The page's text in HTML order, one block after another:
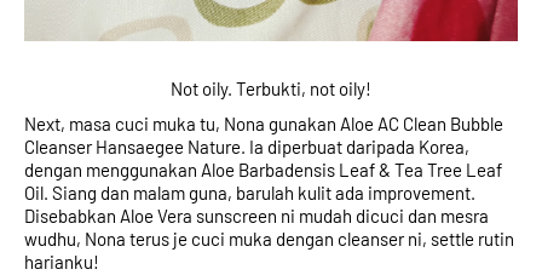
Not oily. Terbukti, not oily!
Next, masa cuci muka tu, Nona gunakan Aloe AC Clean Bubble
Cleanser Hansaegee Nature. Ia diperbuat daripada Korea,
dengan menggunakan Aloe Barbadensis Leaf & Tea Tree Leaf
Oil. Siang dan malam guna, barulah kulit ada improvement.
Disebabkan Aloe Vera sunscreen ni mudah dicuci dan mesra
wudhu, Nona terus je cuci muka dengan cleanser ni, settle rutin
harianku!